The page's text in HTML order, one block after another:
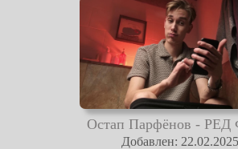
Остап Парфёнов -
Добавлен: 22.02.2025